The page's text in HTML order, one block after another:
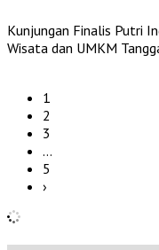
Kunjungan Finalis Putri
Wisata dan UMKM
1
2
3
…
5
›